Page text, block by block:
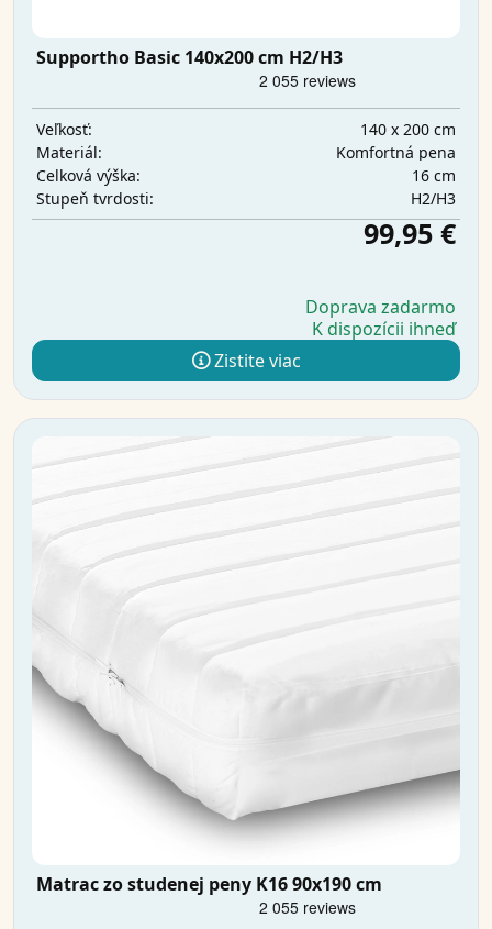
Supportho Basic 140x200 cm H2/H3
Veľkosť:
140 x 200 cm
Materiál:
Komfortná pena
Celková výška:
16 cm
Stupeň tvrdosti:
H2/H3
99,95 €
Doprava zadarmo
K dispozícii ihneď
Zistite viac
Matrac zo studenej peny K16 90x190 cm